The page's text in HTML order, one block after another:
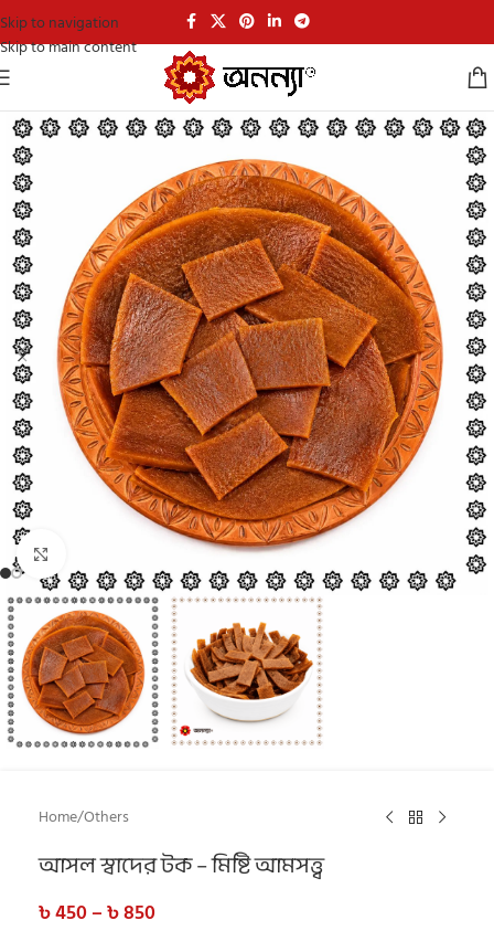
Skip to navigation
Skip to main content
Home/Others
আসল স্বাদের টক – মিষ্টি আমসত্ত্ব
৳450–৳850